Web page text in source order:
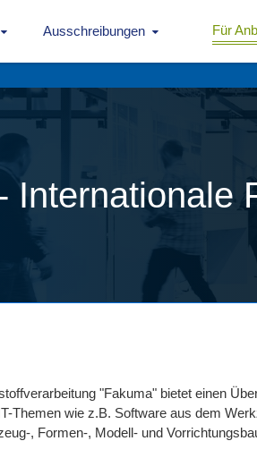
Ausschreibungen Für
Internationale
"Fakuma" bietet einen
Themen wie z.B. Software aus dem
, Formen-, Modell- und